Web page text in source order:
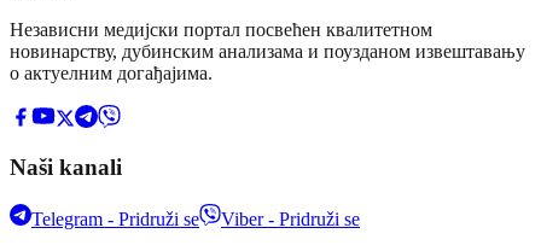
Независни медијски портал посвећен квалитетном
новинарству, дубинским анализама и поузданом извештавању
о актуелним догађајима.
Naši kanali
Telegram - Pridruži se Viber - Pridruži se